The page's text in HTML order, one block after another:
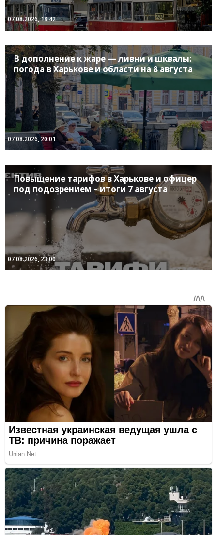
07.08.2026, 18:42
В дополнение к жаре — ливни и шквалы:
погода в Харькове и области на 8 августа
07.08.2026, 20:01
Повышение тарифов в Харькове и офицер
под подозрением – итоги 7 августа
07.08.2026, 23:00